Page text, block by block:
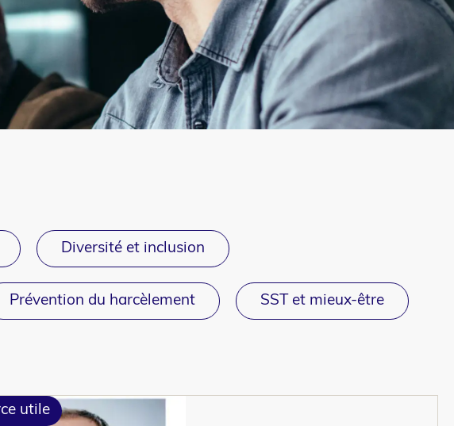
Diversité et inclusion
Prévention du harcèlement SST et mieux-être
utile